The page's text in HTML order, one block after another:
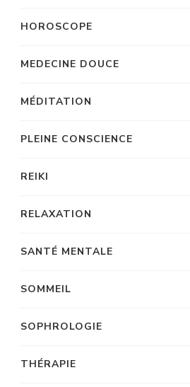
HOROSCOPE
MEDECINE DOUCE
MÉDITATION
PLEINE CONSCIENCE
REIKI
RELAXATION
SANTÉ MENTALE
SOMMEIL
SOPHROLOGIE
THÉRAPIE